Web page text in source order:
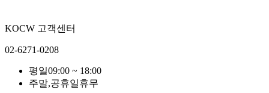
KOCW 고객센터
02-6271-0208
평일09:00 ~ 18:00
주말,공휴일휴무